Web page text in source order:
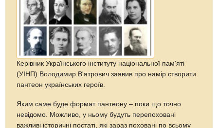
Керівник Українського інституту національної пам'яті
(УІНП) Володимир В'ятрович заявив про намір створити
пантеон українських героїв.
Яким саме буде формат пантеону – поки що точно
невідомо. Можливо, у ньому будуть перепоховані
важливі історичні постаті, які зараз поховані по всьому